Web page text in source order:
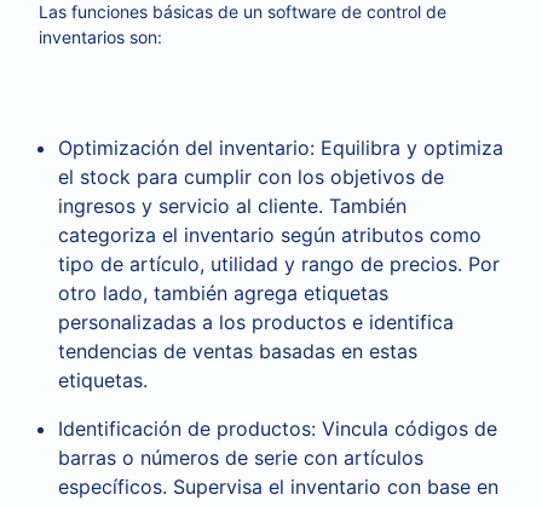
Las funciones básicas de un software de control de
inventarios son:
Optimización del inventario: Equilibra y optimiza
el stock para cumplir con los objetivos de
ingresos y servicio al cliente. También
categoriza el inventario según atributos como
tipo de artículo, utilidad y rango de precios. Por
otro lado, también agrega etiquetas
personalizadas a los productos e identifica
tendencias de ventas basadas en estas
etiquetas.
Identificación de productos: Vincula códigos de
barras o números de serie con artículos
específicos. Supervisa el inventario con base en